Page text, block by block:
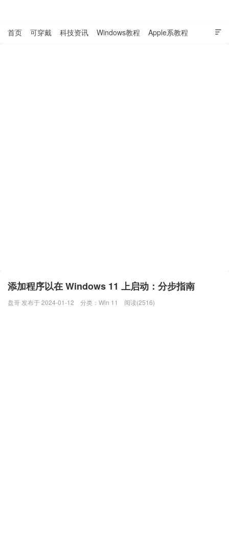

首页 可穿戴 科技资讯 Windows教程 Apple系教程
添加程序以在 Windows 11 上启动：分步指南
盘哥 发布于 2024-01-12 分类： Win 11 阅读(2516)